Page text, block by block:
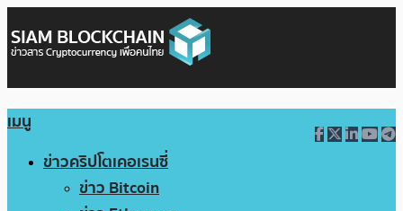
เมนู
ข่าวคริปโตเคอเรนซี่
ข่าว Bitcoin